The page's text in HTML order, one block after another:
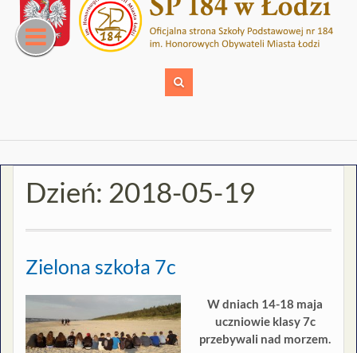
content
Dzień: 2018-05-19
Zielona szkoła 7c
W dniach 14-18 maja
uczniowie klasy 7c
przebywali nad morzem.